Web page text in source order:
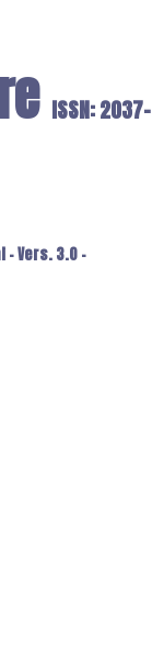
ISSN: 2037-
- Vers. 3.0 -